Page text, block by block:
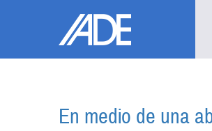
En medio de una